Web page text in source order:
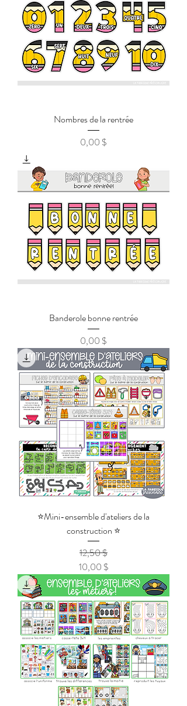
Nombres de la rentrée
Prix
0,00 $
Banderole bonne rentrée
Prix
0,00 $
⭐Mini-ensemble d'ateliers de la
construction ⭐
Prix original
12,50 $
Prix promotionnel
10,00 $